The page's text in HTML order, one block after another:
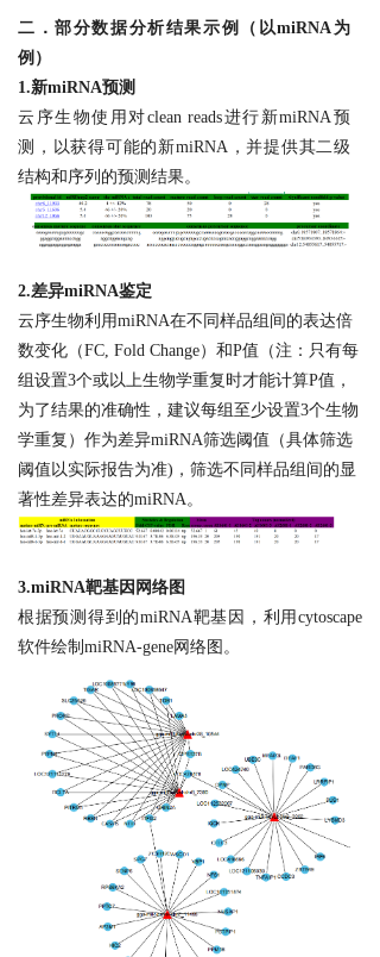
二．部分数据分析结果示例（以miRNA为
例）
1.新miRNA预测
云序生物使用对clean reads进行新miRNA预
测，以获得可能的新miRNA，并提供其二级
结构和序列的预测结果。
2.差异miRNA鉴定
云序生物利用miRNA在不同样品组间的表达倍
数变化（FC, Fold Change）和P值（注：只有每
组设置3个或以上生物学重复时才能计算P值，
为了结果的准确性，建议每组至少设置3个生物
学重复）作为差异miRNA筛选阈值（具体筛选
阈值以实际报告为准)，筛选不同样品组间的显
著性差异表达的miRNA。
3.miRNA靶基因网络图
根据预测得到的miRNA靶基因，利用cytoscape
软件绘制miRNA-gene网络图。